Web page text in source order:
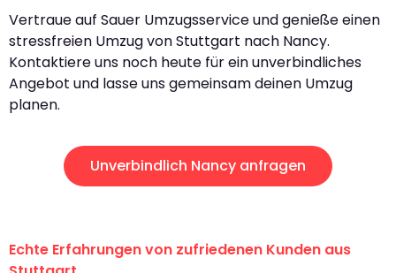
Vertraue auf Sauer Umzugsservice und genieße einen
stressfreien Umzug von Stuttgart nach Nancy.
Kontaktiere uns noch heute für ein unverbindliches
Angebot und lasse uns gemeinsam deinen Umzug
planen.
Unverbindlich Nancy anfragen
Echte Erfahrungen von zufriedenen Kunden aus